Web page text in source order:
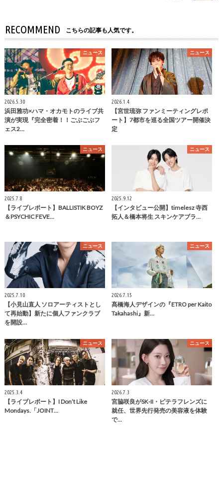
RECOMMEND こちらの記事も人気です。
ニュース
2026.5.30
浜田雅功×ハマ・オカモトのライブ共
演が実現『完全密着！！ごぶごぶフ
ェス2…
ニュース
2026.1.4
【宮世琉弥 ファンミーティングレポ
ート】7都市を巡る全国ツアー開催決
定
ニュース
2025.7.8
【ライブレポート】BALLISTIK BOYZ
＆PSYCHIC FEVE…
ニュース
2025.9.12
【インタビュー公開】timelesz 寺西
拓人＆橋本将生 スキンケアブラ…
ニュース
2025.7.10
【小見山直人 ソロアーティストとし
て再始動】新たに個人ファンクラブ
を開設…
ニュース
2026.7.15
髙橋海人デザインの『ETRO per Kaito
Takahashi』新…
ニュース
2025.3.4
【ライブレポート】I Don’t Like
Mondays.「JOINT…
ニュース
2026.7.3
宮脇咲良がSK-II・ピテラフレンズに
就任、世界先行発売の美容液を体験
で…